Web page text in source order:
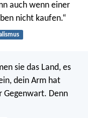
auch wenn einer
nicht kaufen.“
sie das Land, es
dein Arm hat
Gegenwart. Denn